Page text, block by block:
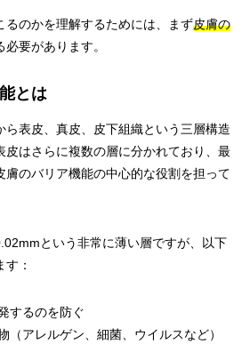
るのかを理解するためには、まず皮膚の
要があります。
とは
ら表皮、真皮、皮下組織という三層構造
皮はさらに複数の層に分かれており、最
膚のバリア機能の中心的な役割を担って
という非常に薄い層ですが、以下
：
するのを防ぐ
（アレルゲン、細菌、ウイルスなど）